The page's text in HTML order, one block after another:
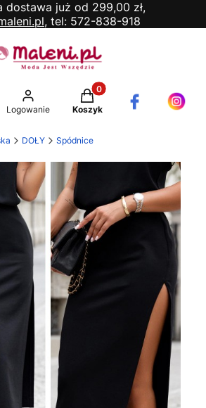
dostawa już od 299,00 zł,
tel: 572-838-918
wyszukiwarkę
Logowanie
Produkty w koszyku: 0.
Koszyk
DOŁY Spódnice